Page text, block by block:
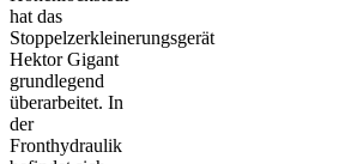
hat das
Stoppelzerkleinerungsgerät
Hektor Gigant
grundlegend
überarbeitet. In
der
Fronthydraulik